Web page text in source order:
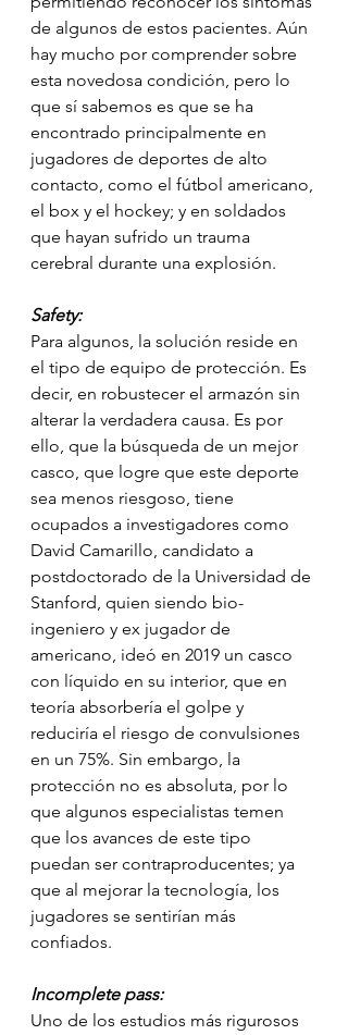
de algunos de estos pacientes. Aún
hay mucho por comprender sobre
esta novedosa condición, pero lo
que sí sabemos es que se ha
encontrado principalmente en
jugadores de deportes de alto
contacto, como el fútbol americano,
el box y el hockey; y en soldados
que hayan sufrido un trauma
cerebral durante una explosión.
Safety:
Para algunos, la solución reside en
el tipo de equipo de protección. Es
decir, en robustecer el armazón sin
alterar la verdadera causa. Es por
ello, que la búsqueda de un mejor
casco, que logre que este deporte
sea menos riesgoso, tiene
ocupados a investigadores como
David Camarillo, candidato a
postdoctorado de la Universidad de
Stanford, quien siendo bio-
ingeniero y ex jugador de
americano, ideó en 2019 un casco
con líquido en su interior, que en
teoría absorbería el golpe y
reduciría el riesgo de convulsiones
en un 75%. Sin embargo, la
protección no es absoluta, por lo
que algunos especialistas temen
que los avances de este tipo
puedan ser contraproducentes; ya
que al mejorar la tecnología, los
jugadores se sentirían más
confiados.
Incomplete pass:
Uno de los estudios más rigurosos